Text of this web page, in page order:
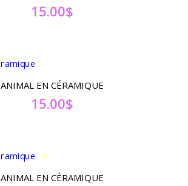
15.00$
ANIMAL EN CÉRAMIQUE
15.00$
ANIMAL EN CÉRAMIQUE